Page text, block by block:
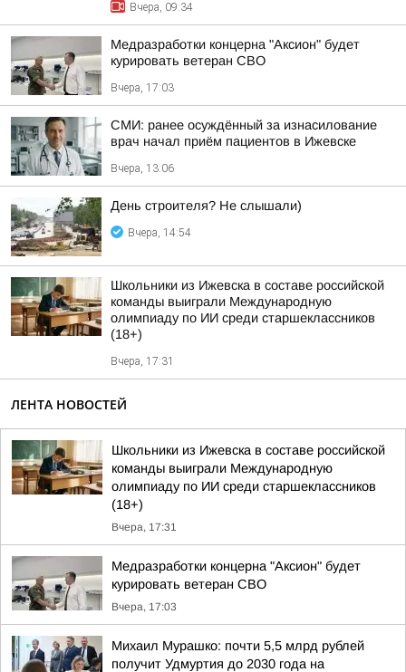
Вчера, 09:34
Медразработки концерна "Аксион" будет
курировать ветеран СВО
Вчера, 17:03
СМИ: ранее осуждённый за изнасилование
врач начал приём пациентов в Ижевске
Вчера, 13:06
День строителя? Не слышали)
Вчера, 14:54
Школьники из Ижевска в составе российской
команды выиграли Международную
олимпиаду по ИИ среди старшеклассников
(18+)
Вчера, 17:31
ЛЕНТА НОВОСТЕЙ
Школьники из Ижевска в составе российской
команды выиграли Международную
олимпиаду по ИИ среди старшеклассников
(18+)
Вчера, 17:31
Медразработки концерна "Аксион" будет
курировать ветеран СВО
Вчера, 17:03
Михаил Мурашко: почти 5,5 млрд рублей
получит Удмуртия до 2030 года на